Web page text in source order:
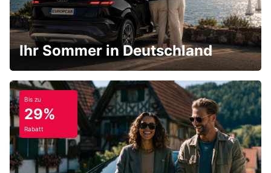
Ihr Sommer in Deutschland
Bis zu
29%
Rabatt